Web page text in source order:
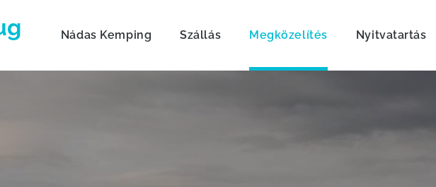
Nádas Kemping Szállás Megközelítés Nyitvatartás